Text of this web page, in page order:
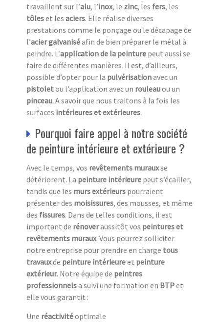
travaillent sur l’alu, l’inox, le zinc, les fers, les
tôleset les aciers. Elle réalise diverses
prestations comme le ponçage ou le décapage de
l’acier galvaniséafin de bien préparer le métal à
peindre. L’application de la peinture peut aussi se
faire de différentes manières. Il est, d’ailleurs,
possible d’opter pour la pulvérisationavec un
pistoletou l’application avec un rouleauou un
pinceau. A savoir que nous traitons à la fois les
surfaces intérieures et extérieures.
Pourquoi faire appel à notre société
de peinture intérieure et extérieure ?
Avec le temps, vos revêtements murauxse
détériorent. La peinture intérieure peut s’écailler,
tandis que les murs extérieurs pourraient
présenter des moisissures, des mousses, et même
des fissures. Dans de telles conditions, il est
important de rénoveraussitôt vos peintures et
revêtements muraux. Vous pourrez solliciter
notre entreprise pour prendre en charge tous
travauxde peinture intérieureet peinture
extérieur. Notre équipe de peintres
professionnelsa suivi une formation en BTPet
elle vous garantit :
Une réactivitéoptimale